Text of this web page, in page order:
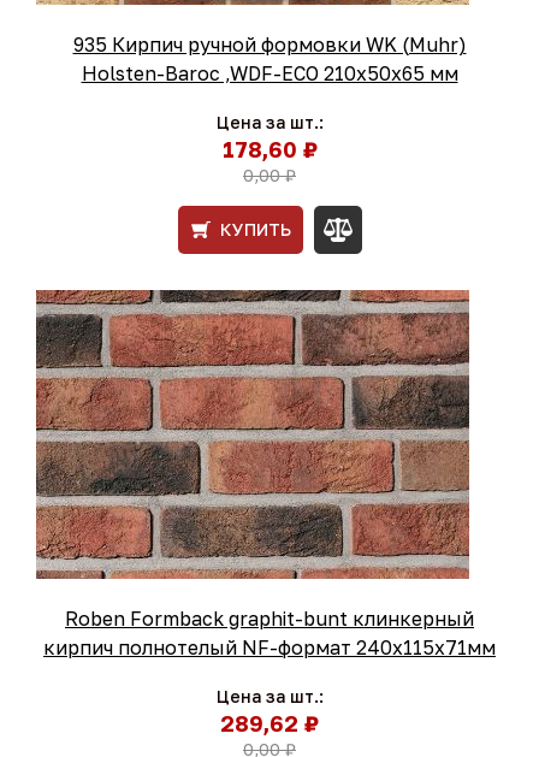
935 Кирпич ручной формовки WK (Muhr)
Holsten-Baroc ,WDF-ECO 210х50х65 мм
Цена за шт.:
178,60 ₽
0,00 ₽
КУПИТЬ
Roben Formback graphit-bunt клинкерный
кирпич полнотелый NF-формат 240x115x71мм
Цена за шт.:
289,62 ₽
0,00 ₽